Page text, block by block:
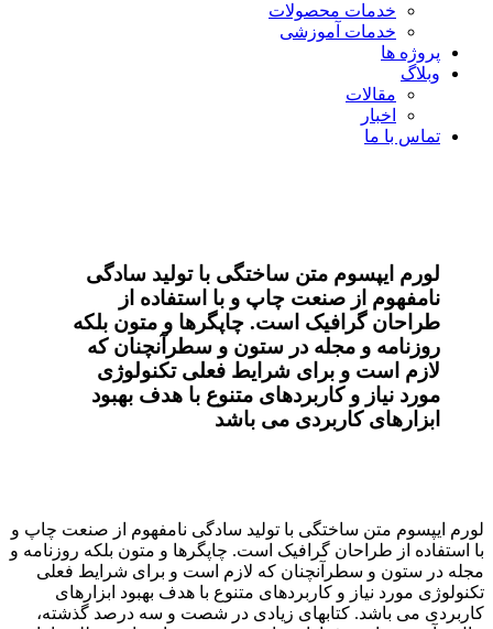
خدمات محصولات
خدمات آموزشی
پروژه ها
وبلاگ
مقالات
اخبار
تماس با ما
لورم ایپسوم متن ساختگی با تولید سادگی
نامفهوم از صنعت چاپ و با استفاده از
طراحان گرافیک است. چاپگرها و متون بلکه
روزنامه و مجله در ستون و سطرآنچنان که
لازم است و برای شرایط فعلی تکنولوژی
مورد نیاز و کاربردهای متنوع با هدف بهبود
ابزارهای کاربردی می باشد
لورم ایپسوم متن ساختگی با تولید سادگی نامفهوم از صنعت چاپ و
با استفاده از طراحان گرافیک است. چاپگرها و متون بلکه روزنامه و
مجله در ستون و سطرآنچنان که لازم است و برای شرایط فعلی
تکنولوژی مورد نیاز و کاربردهای متنوع با هدف بهبود ابزارهای
کاربردی می باشد. کتابهای زیادی در شصت و سه درصد گذشته،